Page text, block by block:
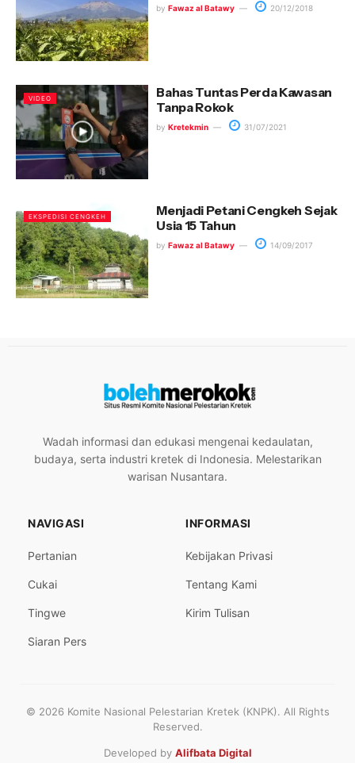
by Fawaz al Batawy 20/12/2018
VIDEO
Bahas Tuntas Perda Kawasan
Tanpa Rokok
by Kretekmin 31/07/2021
EKSPEDISI CENGKEH
Menjadi Petani Cengkeh Sejak
Usia 15 Tahun
by Fawaz al Batawy 14/09/2017
Wadah informasi dan edukasi mengenai kedaulatan,
budaya, serta industri kretek di Indonesia. Melestarikan
warisan Nusantara.
NAVIGASI
Pertanian
Cukai
Tingwe
Siaran Pers
INFORMASI
Kebijakan Privasi
Tentang Kami
Kirim Tulisan
© 2026 Komite Nasional Pelestarian Kretek (KNPK). All Rights
Reserved.
Developed by Alifbata Digital